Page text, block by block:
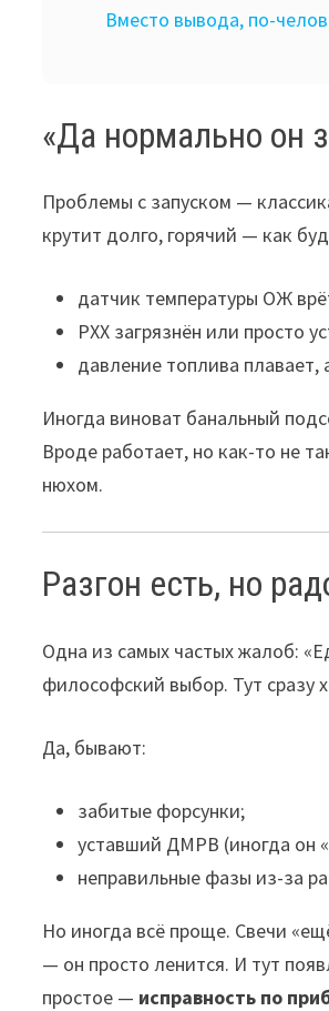
Вместо вывода, по-
«Да нормально он
Проблемы с запуском —
крутит долго, горячий — как
датчик температуры ОЖ
РХХ загрязнён или просто
давление топлива
Иногда виноват банальный
Вроде работает, но как-то не
нюхом.
Разгон есть, но
Одна из самых частых жалоб:
философский выбор. Тут сразу
Да, бывают:
забитые форсунки;
уставший ДМРВ (иногда он
неправильные фазы из-за
Но иногда всё проще. Свечи
— он просто ленится. И тут
простое — исправность по